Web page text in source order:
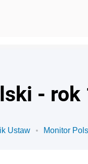
-
Ustaw Monitor